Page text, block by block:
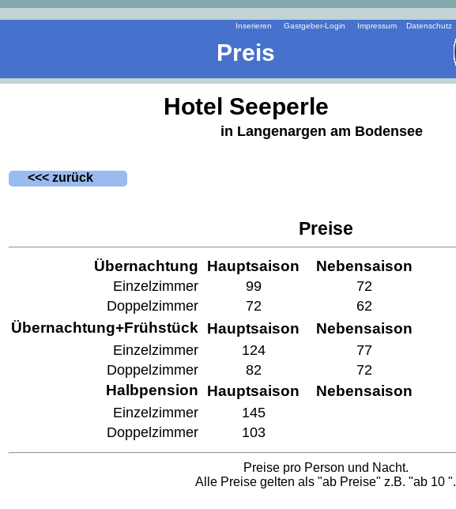
Preis
Hotel Seeperle
in Langenargen am Bodensee
<<< zurück
Preise
Übernachtung Hauptsaison Nebensaison
Einzelzimmer 99
72
Doppelzimmer
72 62
Übernachtung+Frühstück Hauptsaison Nebensaison
Einzelzimmer 124
77
Doppelzimmer
82 72
Halbpension Hauptsaison Nebensaison
Einzelzimmer
145
Doppelzimmer
103
Preise pro Person und Nacht.
Alle Preise gelten als "ab Preise" z.B. "ab 10 ".
Inserieren Gastgeber-Login Impressum Datenschutz